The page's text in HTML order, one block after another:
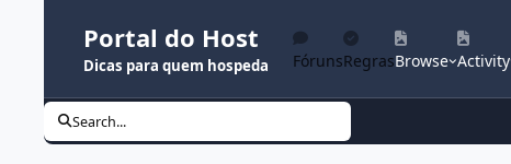
Portal do Host
Dicas para quem hospeda FórunsRegrasBrowse Activity
Search...